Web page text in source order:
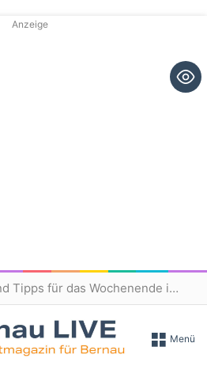
Anzeige
Veranstaltungen und Tipps für das Wochenende in und um Bernau
Menü